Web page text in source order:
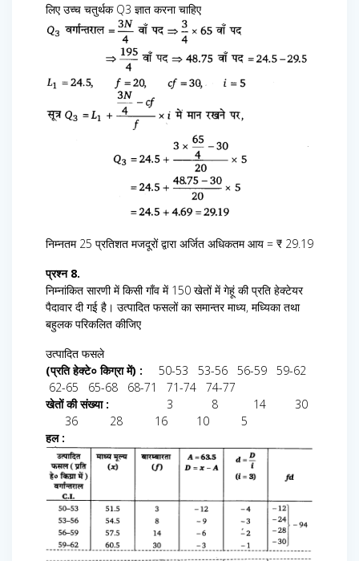
लिए उच्च चतुर्थक Q3 ज्ञात करना चाहिए
निम्नतम 25 प्रतिशत मजदूरों द्वारा अर्जित अधिकतम आय = ₹ 29.19
प्रश्न 8.
निम्नांकित सारणी में किसी गाँव में 150 खेतों में गेहूं की प्रति हेक्टेयर
पैदावार दी गई है। उत्पादित फसलों का समान्तर माध्य, मध्यिका तथा
बहुलक परिकलित कीजिए
उत्पादित फसले
(प्रति हेक्टे० किग्रा में) : 50-53 53-56 56-59 59-62
62-65 65-68 68-71 71-74 74-77
खेतों की संख्या : 3 8 14 30
36 28 16 10 5
हल :